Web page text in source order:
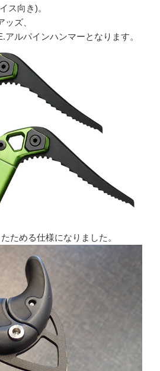
ス向き)。
ズ、
ルパインハンマーとなります。
ためる仕様になりました。